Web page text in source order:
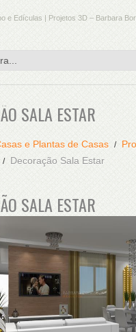
e Edículas | Projetos 3D – Barbara
SALA ESTAR
e Plantas de Casas
Decoração Sala Estar
SALA ESTAR